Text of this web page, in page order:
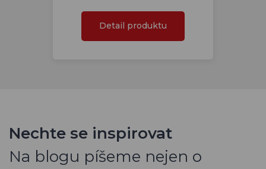
Detail produktu
Nechte se inspirovat
Na blogu píšeme nejen o